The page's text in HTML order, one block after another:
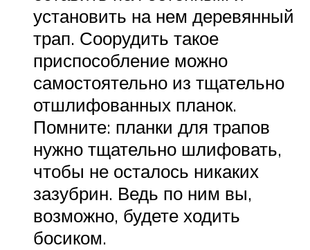
установить на нем деревянный
трап. Соорудить такое
приспособление можно
самостоятельно из тщательно
отшлифованных планок.
Помните: планки для трапов
нужно тщательно шлифовать,
чтобы не осталось никаких
зазубрин. Ведь по ним вы,
возможно, будете ходить
босиком.